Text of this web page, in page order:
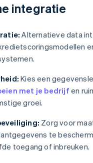
integratie
Alternatieve data
Kies een
met je bedrijf en
groei.
Zorg voor
te
toegang of inbreuken.